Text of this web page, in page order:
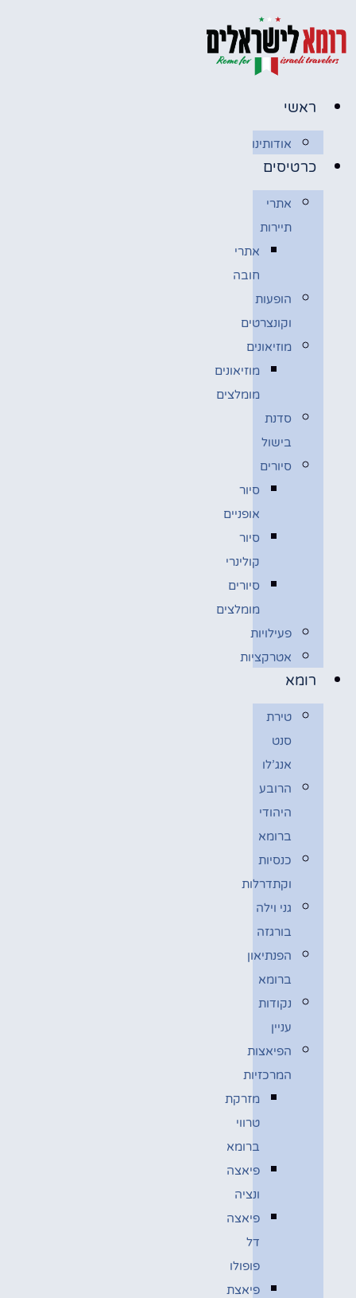
ראשי
אודותינו
כרטיסים
אתרי
תיירות
אתרי
חובה
הופעות
וקונצרטים
מוזיאונים
מוזיאונים
מומלצים
סדנת
בישול
סיורים
סיור
אופניים
סיור
קולינרי
סיורים
מומלצים
פעילויות
אטרקציות
רומא
טירת
סנט
אנג’לו
הרובע
היהודי
ברומא
כנסיות
וקתדרלות
גני וילה
בורגזה
הפנתיאון
ברומא
נקודות
עניין
הפיאצות
המרכזיות
מזרקת
טרווי
ברומא
פיאצה
ונציה
פיאצה
דל
פופולו
פיאצת